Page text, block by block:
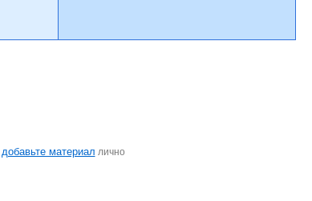
добавьте материал лично